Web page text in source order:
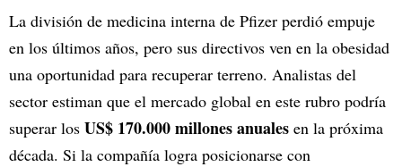
La división de medicina interna de Pfizer perdió empuje
en los últimos años, pero sus directivos ven en la obesidad
una oportunidad para recuperar terreno. Analistas del
sector estiman que el mercado global en este rubro podría
superar los US$ 170.000 millones anuales en la próxima
década. Si la compañía logra posicionarse con